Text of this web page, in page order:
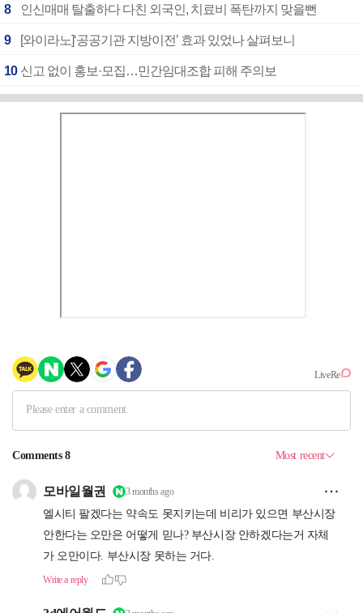
8 인신매매 탈출하다 다친 외국인, 치료비 폭탄까지 맞을뻔
9 [와이라노]‘공공기관 지방이전’ 효과 있었나 살펴보니
10 신고 없이 홍보·모집…민간임대조합 피해 주의보